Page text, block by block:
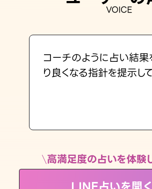
VOICE
コーチのように占い結果
り良くなる指針を提示し
高満足度の占いを体験